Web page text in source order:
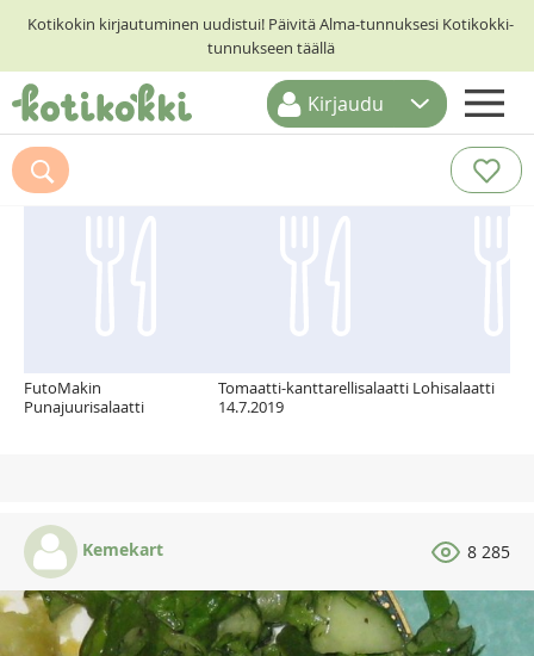
Kotikokin kirjautuminen uudistui! Päivitä Alma-tunnuksesi Kotikokki-
tunnukseen täällä
ETUSIVU
RESEPTIHAKU
Kirjaudu
Suosittelemme myös
FutoMakin
Punajuurisalaatti
Tomaatti-kanttarellisalaatti
14.7.2019
Lohisalaatti
Kemekart 8 285